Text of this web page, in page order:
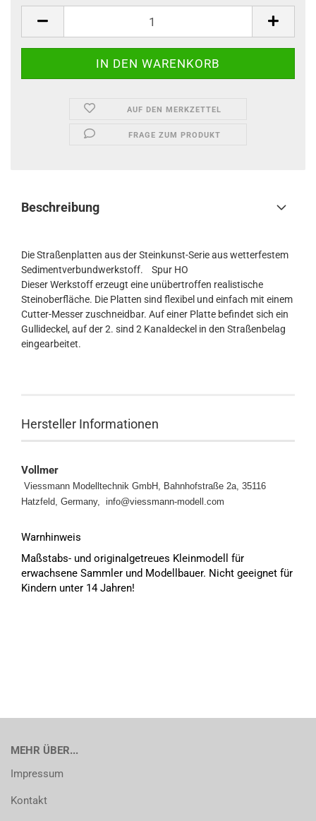
AUF DEN MERKZETTEL
FRAGE ZUM PRODUKT
Beschreibung
Die Straßenplatten aus der Steinkunst-Serie aus wetterfestem
Sedimentverbundwerkstoff. Spur HO
Dieser Werkstoff erzeugt eine unübertroffen realistische
Steinoberfläche. Die Platten sind flexibel und einfach mit einem
Cutter-Messer zuschneidbar. Auf einer Platte befindet sich ein
Gullideckel, auf der 2. sind 2 Kanaldeckel in den Straßenbelag
eingearbeitet.
Hersteller Informationen
Vollmer
Viessmann Modelltechnik GmbH, Bahnhofstraße 2a, 35116
Hatzfeld, Germany, info@viessmann-modell.com
Warnhinweis
Maßstabs- und originalgetreues Kleinmodell für
erwachsene Sammler und Modellbauer. Nicht geeignet für
Kindern unter 14 Jahren!
MEHR ÜBER...
Impressum
Kontakt